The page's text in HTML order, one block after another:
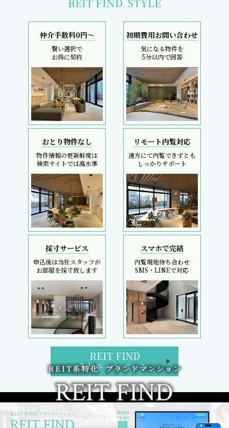
仲介手数料0円～
賢い選択で
お得に契約
初期費用お問い合わせ
気になる物件を
5分以内で回答
おとり物件なし
物件情報の更新鮮度は
検索サイトでは高水準
リモート内覧対応
遠方にて内覧できずとも
しっかりサポート
採寸サービス
申込後は当社スタッフが
お部屋を採寸致します
スマホで完結
内覧現地待ち合わせ
SMS・LINEで対応
REIT FIND
5大キャンペーン